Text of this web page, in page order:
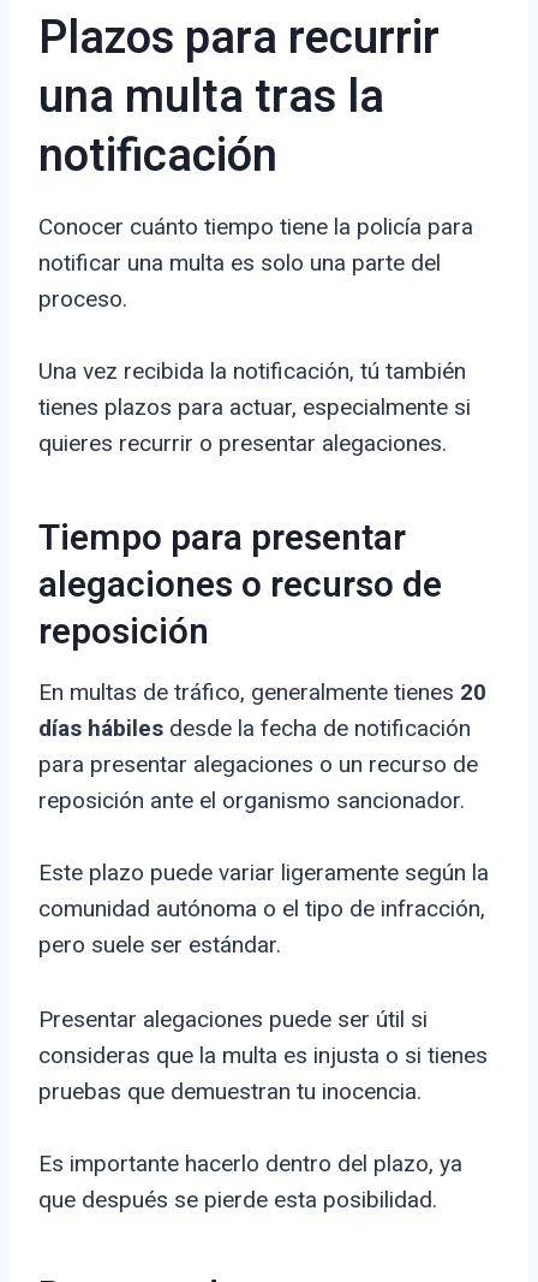
Plazos para recurrir
una multa tras la
notificación
Conocer cuánto tiempo tiene la policía para
notificar una multa es solo una parte del
proceso.
Una vez recibida la notificación, tú también
tienes plazos para actuar, especialmente si
quieres recurrir o presentar alegaciones.
Tiempo para presentar
alegaciones o recurso de
reposición
En multas de tráfico, generalmente tienes 20
días hábiles desde la fecha de notificación
para presentar alegaciones o un recurso de
reposición ante el organismo sancionador.
Este plazo puede variar ligeramente según la
comunidad autónoma o el tipo de infracción,
pero suele ser estándar.
Presentar alegaciones puede ser útil si
consideras que la multa es injusta o si tienes
pruebas que demuestran tu inocencia.
Es importante hacerlo dentro del plazo, ya
que después se pierde esta posibilidad.